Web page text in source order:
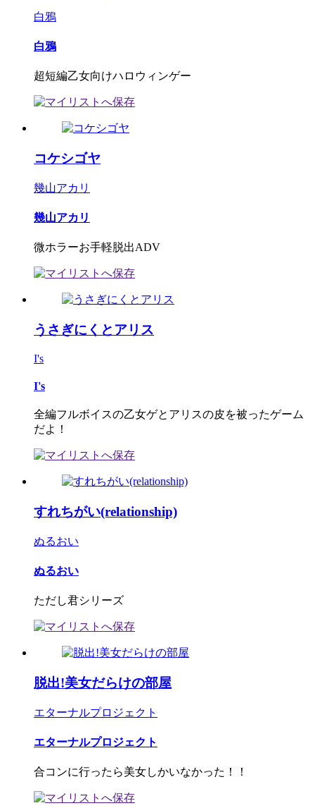
白鴉
白鴉
超短編乙女向けハロウィンゲー
コケシゴヤ
幾山アカリ
幾山アカリ
微ホラーお手軽脱出ADV
うさぎにくとアリス
I's
I's
全編フルボイスの乙女ゲとアリスの皮を被ったゲーム
だよ！
すれちがい(relationship)
ぬるおい
ぬるおい
ただし君シリーズ
脱出!美女だらけの部屋
エターナルプロジェクト
エターナルプロジェクト
合コンに行ったら美女しかいなかった！！